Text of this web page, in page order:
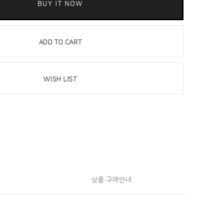
BUY IT NOW
ADD TO CART
WISH LIST
상품 구매안내